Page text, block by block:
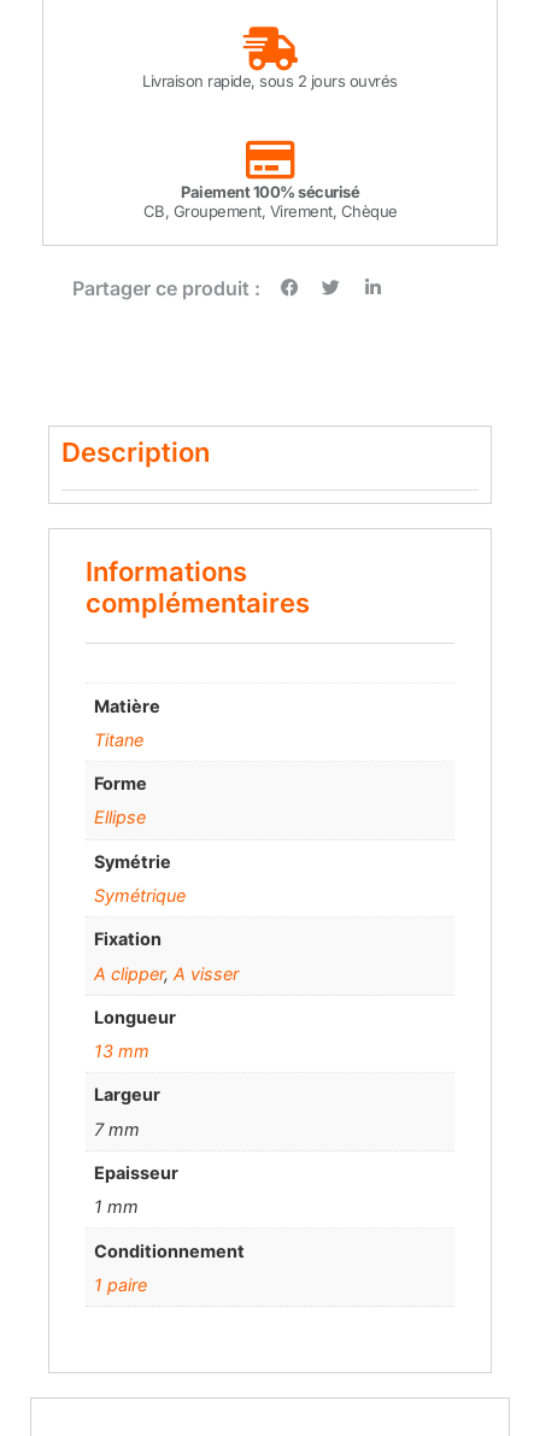
Livraison rapide, sous 2 jours ouvrés
Paiement 100% sécurisé
CB, Groupement, Virement, Chèque
Partager ce produit :
Description
Informations
complémentaires
Matière
Titane
Forme
Ellipse
Symétrie
Symétrique
Fixation
A clipper,A visser
Longueur
13 mm
Largeur
7 mm
Epaisseur
1 mm
Conditionnement
1 paire